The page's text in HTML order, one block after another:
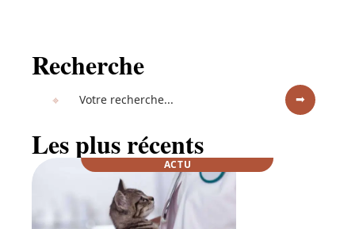
Recherche
Les plus récents
ACTU